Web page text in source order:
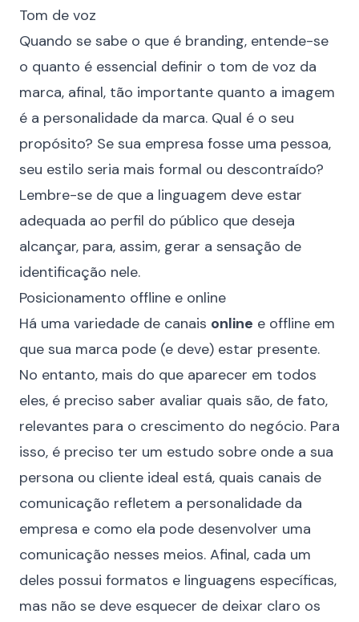
Tom de voz
Quando se sabe o que é branding, entende-se
o quanto é essencial definir o tom de voz da
marca, afinal, tão importante quanto a imagem
é a personalidade da marca. Qual é o seu
propósito? Se sua empresa fosse uma pessoa,
seu estilo seria mais formal ou descontraído?
Lembre-se de que a linguagem deve estar
adequada ao perfil do público que deseja
alcançar, para, assim, gerar a sensação de
identificação nele.
Posicionamento offline e online
Há uma variedade de canais online e offline em
que sua marca pode (e deve) estar presente.
No entanto, mais do que aparecer em todos
eles, é preciso saber avaliar quais são, de fato,
relevantes para o crescimento do negócio. Para
isso, é preciso ter um estudo sobre onde a sua
persona ou cliente ideal está, quais canais de
comunicação refletem a personalidade da
empresa e como ela pode desenvolver uma
comunicação nesses meios. Afinal, cada um
deles possui formatos e linguagens específicas,
mas não se deve esquecer de deixar claro os